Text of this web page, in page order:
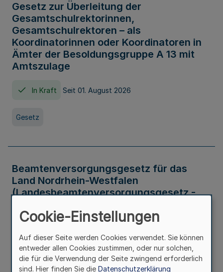
Gesetz zur Überleitung der
Gesamtschulrektorinnen,
Gesamtschulrektoren – als
Koordinatorinnen oder Koordinatoren in
Ämter der Besoldungsgruppe A 13 mit
Amtszulage
In Kraft Seit 01. August 2026
Gesetz
Beamtenversorgungsgesetz für das
Land Nordrhein-Westfalen
(Landesbeamtenversorgungsgesetz -
Gesetz
Cookie-Einstellungen
Auf dieser Seite werden Cookies verwendet. Sie können
entweder allen Cookies zustimmen, oder nur solchen,
die für die Verwendung der Seite zwingend erforderlich
sind. Hier finden Sie die Datenschutzerklärung